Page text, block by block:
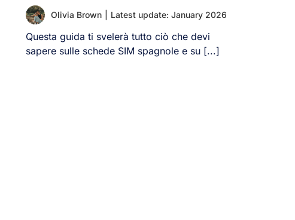
Olivia Brown Latest update: January 2026
Questa guida ti svelerà tutto ciò che devi
sapere sulle schede SIM spagnole e su [...]